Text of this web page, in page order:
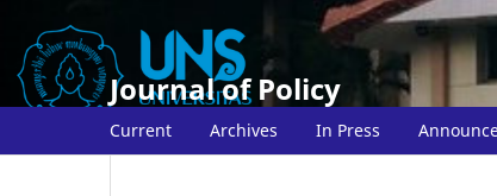
Journal of Policy
Current Archives In Press